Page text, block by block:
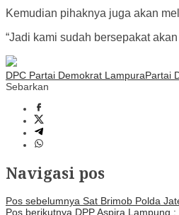
Kemudian pihaknya juga akan
“Jadi kami sudah bersepakat
DPC Partai Demokrat LampuraPartai
Sebarkan
Navigasi pos
Pos sebelumnya Sat Brimob Polda
Pos berikutnya DPP Aspira Lampung